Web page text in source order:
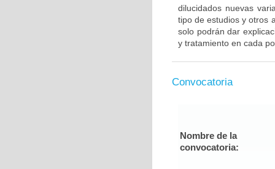
dilucidados nuevas
tipo de estudios y otros
solo podrán dar
y tratamiento en cada
Convocatoria
Nombre de la
convocatoria: